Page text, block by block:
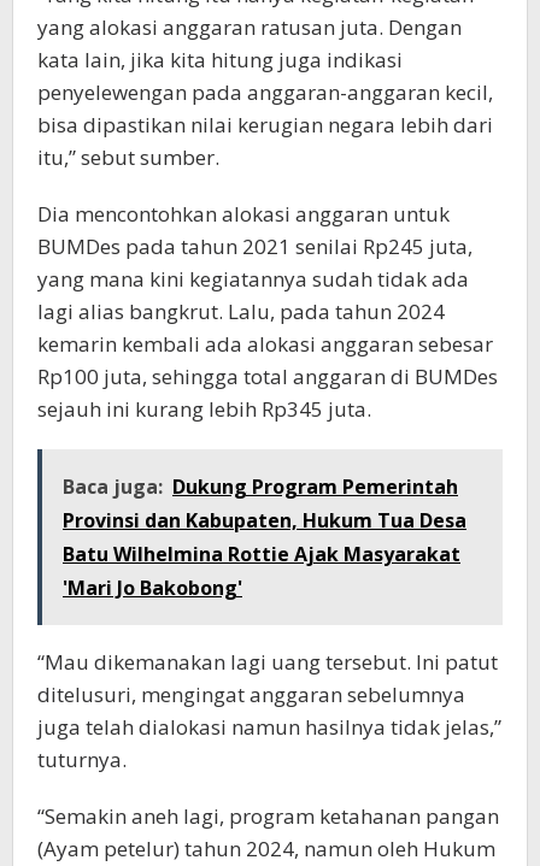
yang alokasi anggaran ratusan juta. Dengan
kata lain, jika kita hitung juga indikasi
penyelewengan pada anggaran-anggaran kecil,
bisa dipastikan nilai kerugian negara lebih dari
itu,” sebut sumber.
Dia mencontohkan alokasi anggaran untuk
BUMDes pada tahun 2021 senilai Rp245 juta,
yang mana kini kegiatannya sudah tidak ada
lagi alias bangkrut. Lalu, pada tahun 2024
kemarin kembali ada alokasi anggaran sebesar
Rp100 juta, sehingga total anggaran di BUMDes
sejauh ini kurang lebih Rp345 juta.
Baca juga: Dukung Program Pemerintah
Provinsi dan Kabupaten, Hukum Tua Desa
Batu Wilhelmina Rottie Ajak Masyarakat
'Mari Jo Bakobong'
“Mau dikemanakan lagi uang tersebut. Ini patut
ditelusuri, mengingat anggaran sebelumnya
juga telah dialokasi namun hasilnya tidak jelas,”
tuturnya.
“Semakin aneh lagi, program ketahanan pangan
(Ayam petelur) tahun 2024, namun oleh Hukum